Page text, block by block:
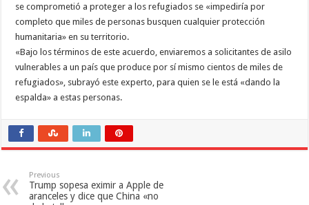
se comprometió a proteger a los refugiados se «impediría por
completo que miles de personas busquen cualquier protección
humanitaria» en su territorio.
«Bajo los términos de este acuerdo, enviaremos a solicitantes de asilo
vulnerables a un país que produce por sí mismo cientos de miles de
refugiados», subrayó este experto, para quien se le está «dando la
espalda» a estas personas.
Previous
Trump sopesa eximir a Apple de
aranceles y dice que China «no